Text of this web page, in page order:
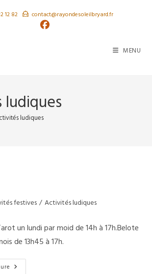
12 82 contact@rayondesoleilbryard.fr
MENU
ludiques
festives / Activités ludiques
un lundi par moid de 14h à 17h.Belote
de 13h45 à 17h.
Concours